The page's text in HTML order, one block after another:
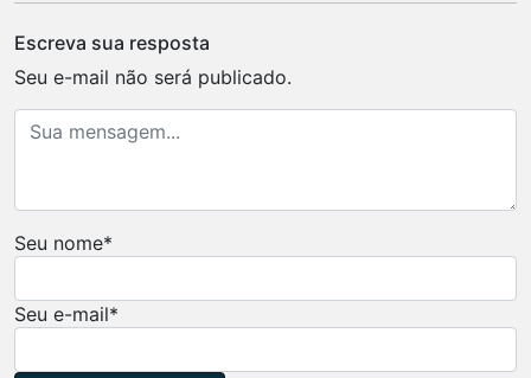
Escreva sua resposta
Seu e-mail não será publicado.
Seu nome*
Seu e-mail*